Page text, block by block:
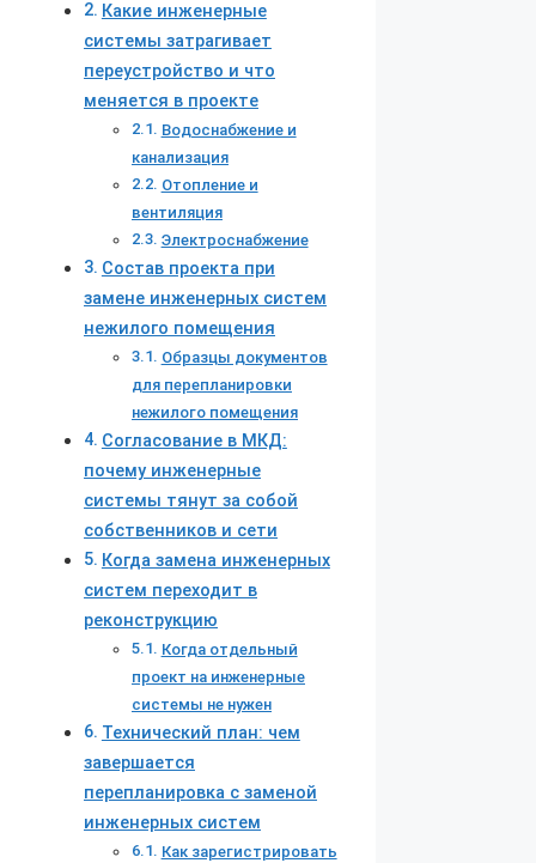
Какие инженерные
системы затрагивает
переустройство и что
меняется в проекте
Водоснабжение и
канализация
Отопление и
вентиляция
Электроснабжение
Состав проекта при
замене инженерных систем
нежилого помещения
Образцы документов
для перепланировки
нежилого помещения
Согласование в МКД:
почему инженерные
системы тянут за собой
собственников и сети
Когда замена инженерных
систем переходит в
реконструкцию
Когда отдельный
проект на инженерные
системы не нужен
Технический план: чем
завершается
перепланировка с заменой
инженерных систем
Как зарегистрировать